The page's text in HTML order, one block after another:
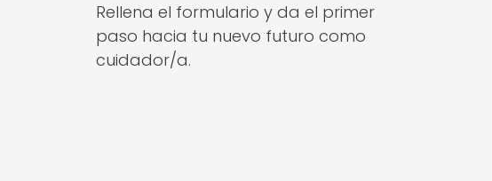
Rellena el formulario y da el primer
paso hacia tu nuevo futuro como
cuidador/a.